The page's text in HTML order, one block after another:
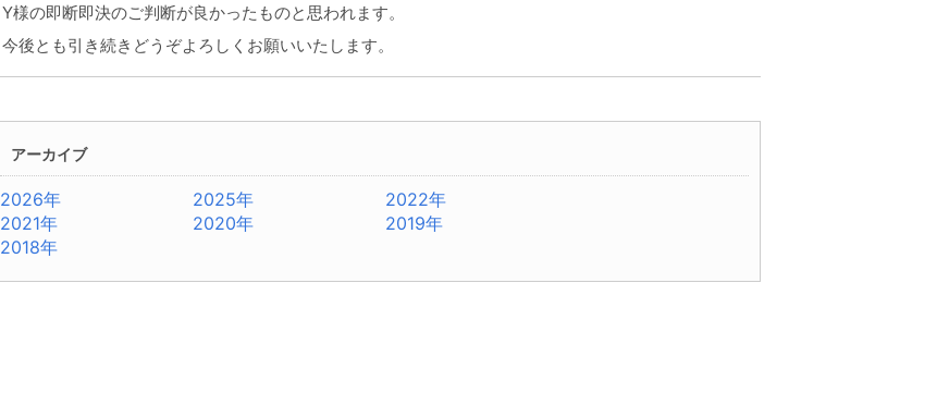
Y様の即断即決のご判断が良かったものと思われます。
今後とも引き続きどうぞよろしくお願いいたします。
アーカイブ
2026年 2025年
2022年
2021年
2020年
2019年
2018年